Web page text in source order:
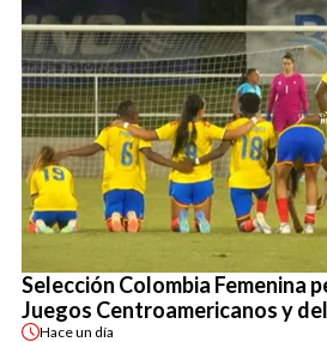
Selección Colombia Femenina
Juegos Centroamericanos y
Haceun día